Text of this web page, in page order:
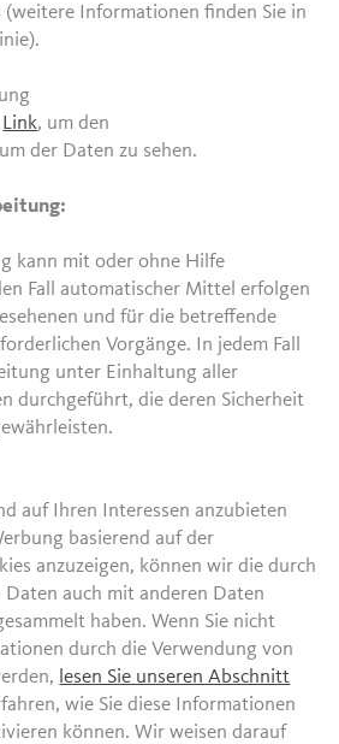
(weitere Informationen finden Sie in
Link, um den
der Daten zu sehen.
kann mit oder ohne Hilfe
Fall automatischer Mittel erfolgen
und für die betreffende
Vorgänge. In jedem Fall
unter Einhaltung aller
durchgeführt, die deren Sicherheit
auf Ihren Interessen anzubieten
basierend auf der
anzuzeigen, können wir die durch
Daten auch mit anderen Daten
haben. Wenn Sie nicht
durch die Verwendung von
lesen Sie unseren Abschnitt
wie Sie diese Informationen
können. Wir weisen darauf